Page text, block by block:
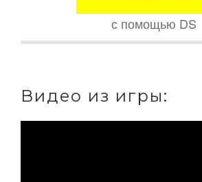
с помощью DS
Видео из игры: